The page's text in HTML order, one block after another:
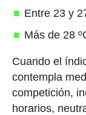
Entre 23 y
Más de 28
Cuando el
contempla
competición,
horarios,